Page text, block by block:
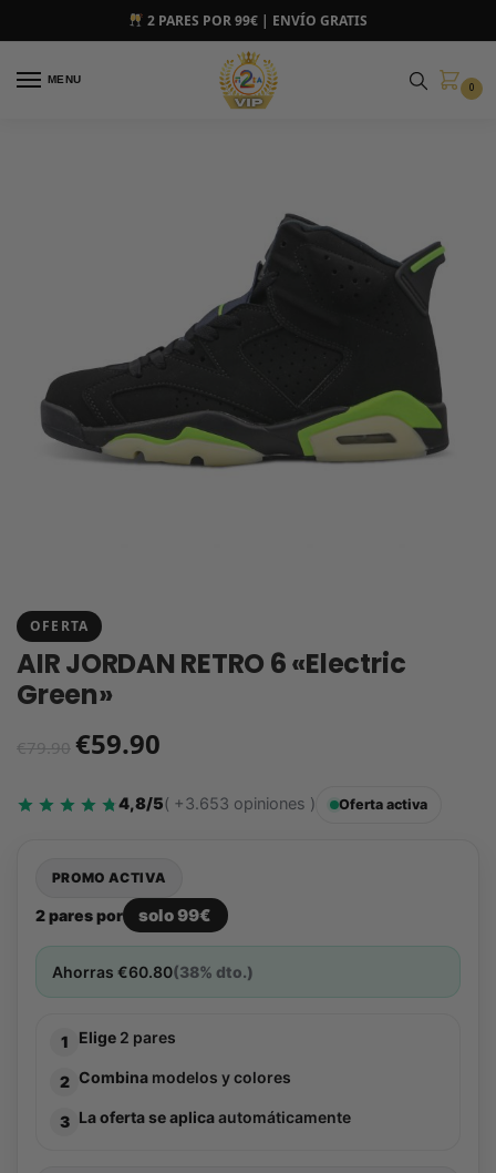
2 PARES POR 99€ | ENVÍO GRATIS
MENU
0
OFERTA
AIR JORDAN RETRO 6 «Electric
Green»
€79.90 €59.90
4,8/5( +3.653 opiniones ) Oferta activa
PROMO ACTIVA
2 pares por solo 99€
Ahorras €60.80(38% dto.)
1 Elige 2 pares
2 Combina modelos y colores
3 La oferta se aplicaautomáticamente